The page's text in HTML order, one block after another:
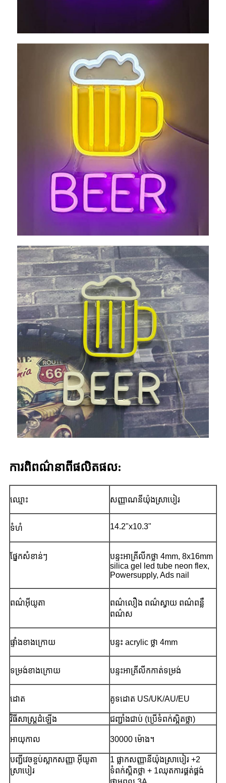
ការ​ពិពណ៌នា​ពី​ផលិតផល:
ឈ្មោះ សញ្ញាណនីយ៉ុងស្រាបៀរ
ទំហំ 14.2"x10.3"
ផ្នែកសំខាន់ៗ
បន្ទះអាគ្រីលីកថ្លា 4mm, 8x16mm
silica gel led tube neon flex,
Powersupply, Ads nail
ពណ៌អ៊ីយូតា
ពណ៌លឿង ពណ៌ស្វាយ ពណ៌ពន្លឺ
ពណ៌ស
ផ្ទាំងខាងក្រោយ បន្ទះ acrylic ថ្លា 4mm
ទម្រង់ខាងក្រោយ បន្ទះអាគ្រីលីកកាត់ទម្រង់
ដោត គូទដោត US/UK/AU/EU
វិធីសាស្រ្តដំឡើង ជញ្ជាំងជាប់ (ប្រើទំពក់ស្អិតថ្លា)
អាយុកាល 30000 ម៉ោង។
បញ្ជីវេចខ្ចប់ស្លាកសញ្ញា អ៊ីយូតា
ស្រាបៀរ
1 ផ្លាកសញ្ញានីយ៉ុងស្រាបៀរ +2
ទំពក់ស្អិតថ្លា + 1ឈុតការផ្គត់ផ្គង់